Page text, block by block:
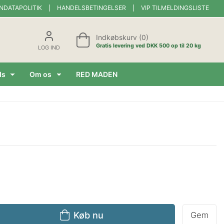
HANDELSBETINGELSER VIP TILMELDINGSLISTE
LOG IND
Indkøbskurv (0)
Gratis levering ved DKK 500 op til 20 kg
Om os RED MADEN
Køb nu Gem